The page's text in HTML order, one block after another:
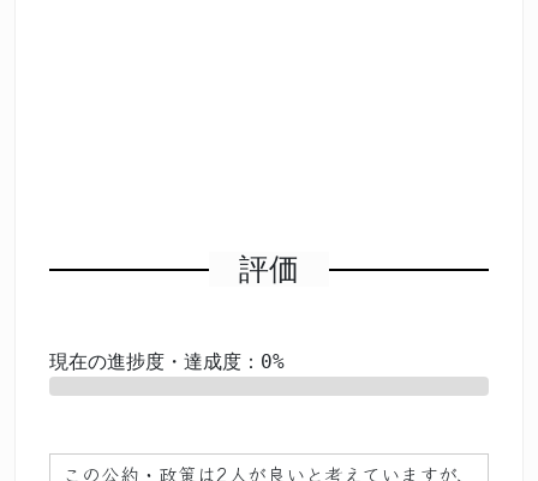
評価
現在の進捗度・達成度：0%
この公約・政策は2人が良い と考えていますが、